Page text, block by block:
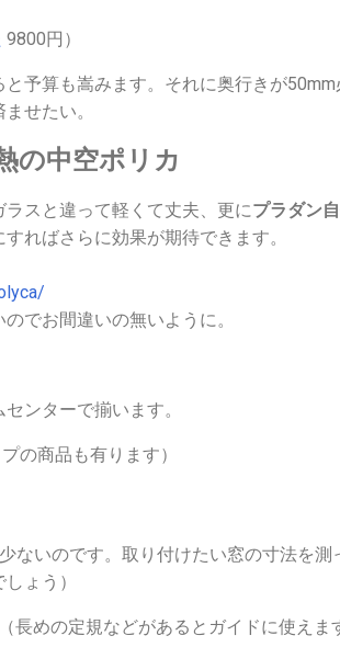
9800円）
予算も嵩みます。それに奥行きが
せたい。
の中空ポリカ
スと違って軽くて丈夫、更にプラダン
ればさらに効果が期待できます。
でお間違いの無いように。
ンターで揃います。
の商品も有ります）
ないのです。取り付けたい窓の寸法を測
ょう）
めの定規などがあるとガイドに使えま